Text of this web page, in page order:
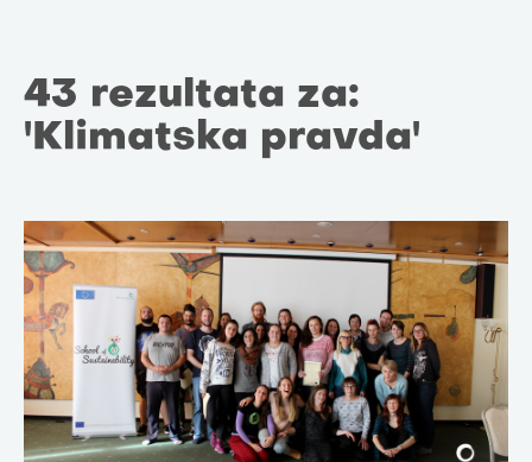
43 rezultata za:
'Klimatska pravda'